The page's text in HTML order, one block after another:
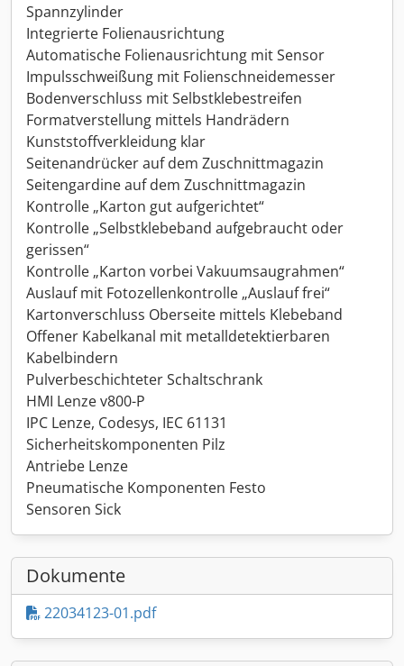
Spannzylinder
Integrierte Folienausrichtung
Automatische Folienausrichtung mit Sensor
Impulsschweißung mit Folienschneidemesser
Bodenverschluss mit Selbstklebestreifen
Formatverstellung mittels Handrädern
Kunststoffverkleidung klar
Seitenandrücker auf dem Zuschnittmagazin
Seitengardine auf dem Zuschnittmagazin
Kontrolle „Karton gut aufgerichtet“
Kontrolle „Selbstklebeband aufgebraucht oder
gerissen“
Kontrolle „Karton vorbei Vakuumsaugrahmen“
Auslauf mit Fotozellenkontrolle „Auslauf frei“
Kartonverschluss Oberseite mittels Klebeband
Offener Kabelkanal mit metalldetektierbaren
Kabelbindern
Pulverbeschichteter Schaltschrank
HMI Lenze v800-P
IPC Lenze, Codesys, IEC 61131
Sicherheitskomponenten Pilz
Antriebe Lenze
Pneumatische Komponenten Festo
Sensoren Sick
Dokumente
22034123-01.pdf